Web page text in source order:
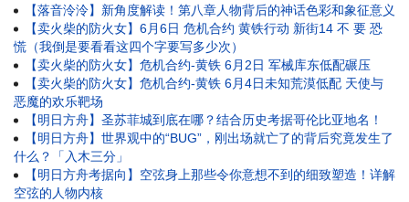
【落音泠泠】新角度解读！第八章人物背后的神话色彩和象征意义
【卖火柴的防火女】6月6日 危机合约 黄铁行动 新街14 不 要 恐
慌（我倒是要看看这四个字要写多少次）
【卖火柴的防火女】危机合约-黄铁 6月2日 军械库东低配碾压
【卖火柴的防火女】危机合约-黄铁 6月4日未知荒漠低配 天使与
恶魔的欢乐靶场
【明日方舟】圣苏菲城到底在哪？结合历史考据哥伦比亚地名！
【明日方舟】世界观中的“BUG”，刚出场就亡了的背后究竟发生了
什么？「入木三分」
【明日方舟考据向】空弦身上那些令你意想不到的细致塑造！详解
空弦的人物内核